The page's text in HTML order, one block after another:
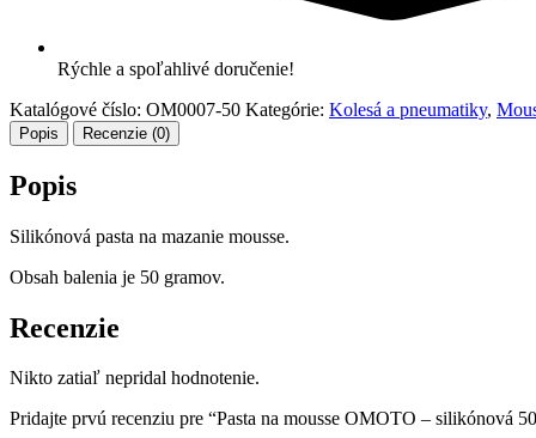
Rýchle a spoľahlivé doručenie!
Katalógové číslo: OM0007-50 Kategórie: Kolesá a pneumatiky,
Popis Recenzie (0)
Popis
Silikónová pasta na mazanie mousse.
Obsah balenia je 50 gramov.
Recenzie
Nikto zatiaľ nepridal hodnotenie.
Pridajte prvú recenziu pre “Pasta na mousse OMOTO – silikónová